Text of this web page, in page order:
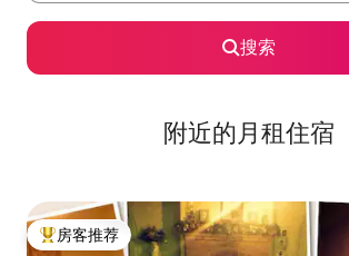
搜索
附近的月租住宿
热门「房客推荐」
房客推荐